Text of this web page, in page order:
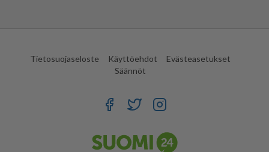
Tietosuojaseloste Käyttöehdot
Evästeasetukset
Säännöt